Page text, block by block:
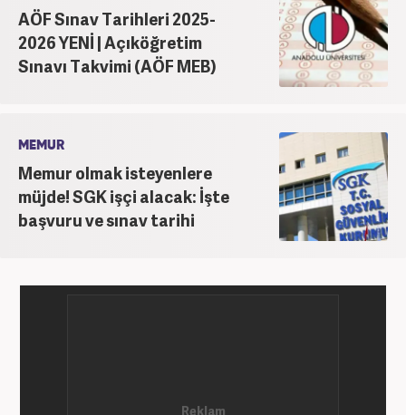
AÖF Sınav Tarihleri 2025-
2026 YENİ | Açıköğretim
Sınavı Takvimi (AÖF MEB)
MEMUR
Memur olmak isteyenlere
müjde! SGK işçi alacak: İşte
başvuru ve sınav tarihi